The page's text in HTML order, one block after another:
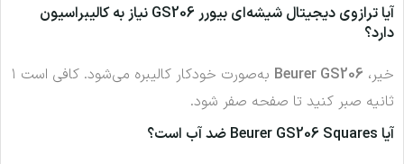
آیا ترازوی دیجیتال شیشه‌ای بیورر GS206 نیاز به کالیبراسیون
دارد؟
خیر، Beurer GS206
به‌صورت خودکار کالیبره می‌شود. کافی است ۱
ثانیه صبر کنید تا صفحه صفر شود.
آیا Beurer GS206 Squares ضد آب است؟